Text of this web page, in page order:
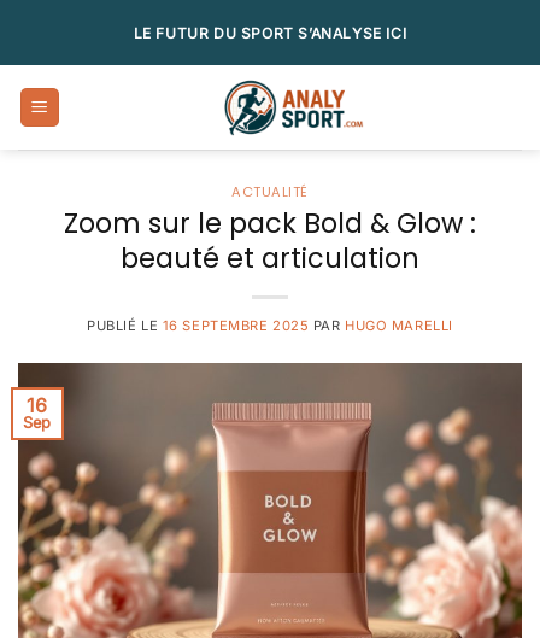
LE FUTUR DU SPORT S’ANALYSE ICI
ACTUALITÉ
Zoom sur le pack Bold & Glow :
beauté et articulation
PUBLIÉ LE 16 SEPTEMBRE 2025 PAR HUGO MARELLI
16
Sep